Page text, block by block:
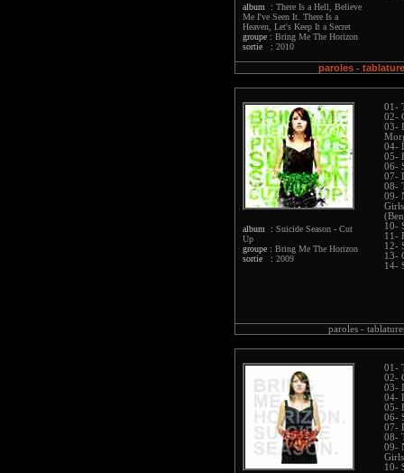
album : There Is a Hell, Believe
Me I've Seen It. There Is a
Heaven, Let's Keep It a Secret
groupe : Bring Me The Horizon
sortie : 2010
paroles-
album : Suicide Season - Cut
Up
groupe : Bring Me The Horizon
sortie : 2009
01-
02-
03-
04-
05-
06-
07-
08-
09-
10-
11-
12-
13-
14-
paroles -
01-
02-
03-
04-
05-
06-
07-
08-
09-
10-